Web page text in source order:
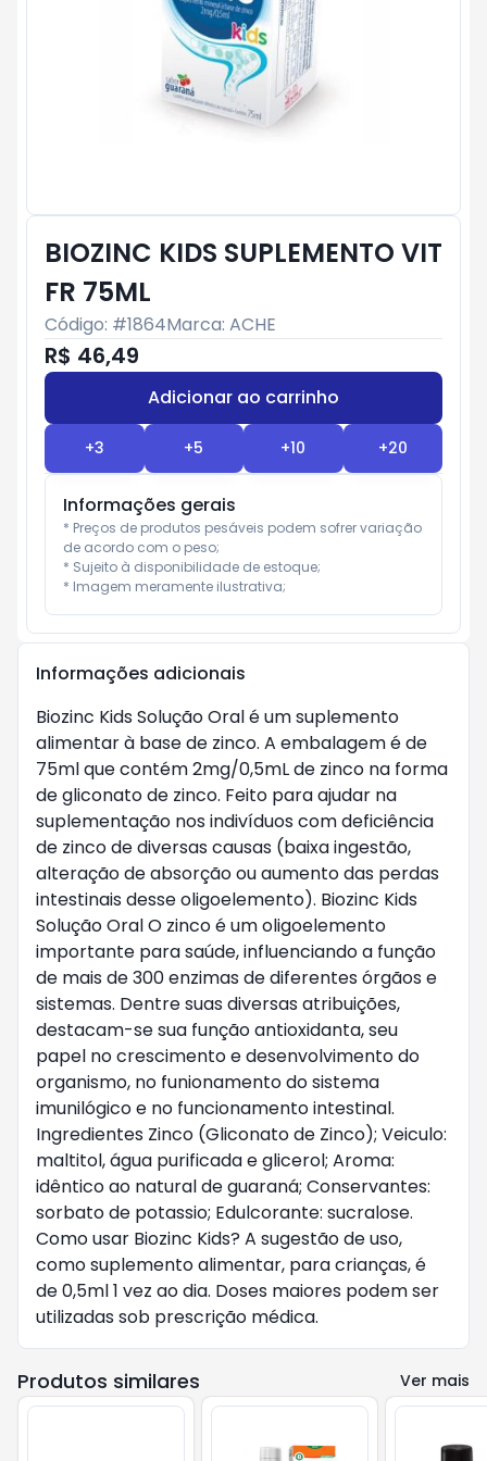
BIOZINC KIDS SUPLEMENTO VIT
FR 75ML
Código: #1864Marca: ACHE
R$ 46,49
Adicionar ao carrinho
+3 +5 +10 +20
Informações gerais
* Preços de produtos pesáveis podem sofrer variação
de acordo com o peso;
* Sujeito à disponibilidade de estoque;
* Imagem meramente ilustrativa;
Informações adicionais
Biozinc Kids Solução Oral é um suplemento
alimentar à base de zinco. A embalagem é de
75ml que contém 2mg/0,5mL de zinco na forma
de gliconato de zinco. Feito para ajudar na
suplementação nos indivíduos com deficiência
de zinco de diversas causas (baixa ingestão,
alteração de absorção ou aumento das perdas
intestinais desse oligoelemento). Biozinc Kids
Solução Oral O zinco é um oligoelemento
importante para saúde, influenciando a função
de mais de 300 enzimas de diferentes órgãos e
sistemas. Dentre suas diversas atribuições,
destacam-se sua função antioxidanta, seu
papel no crescimento e desenvolvimento do
organismo, no funionamento do sistema
imunilógico e no funcionamento intestinal.
Ingredientes Zinco (Gliconato de Zinco); Veiculo:
maltitol, água purificada e glicerol; Aroma:
idêntico ao natural de guaraná; Conservantes:
sorbato de potassio; Edulcorante: sucralose.
Como usar Biozinc Kids? A sugestão de uso,
como suplemento alimentar, para crianças, é
de 0,5ml 1 vez ao dia. Doses maiores podem ser
utilizadas sob prescrição médica.
Produtos similares Ver mais